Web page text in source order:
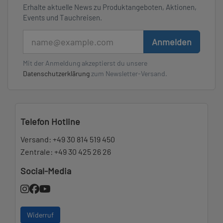
Erhalte aktuelle News zu Produktangeboten, Aktionen,
Events und Tauchreisen.
Anmelden
Mit der Anmeldung akzeptierst du unsere
Datenschutzerklärung zum Newsletter-Versand.
Telefon Hotline
Versand: +49 30 814 519 450
Zentrale: +49 30 425 26 26
Social-Media
Widerruf